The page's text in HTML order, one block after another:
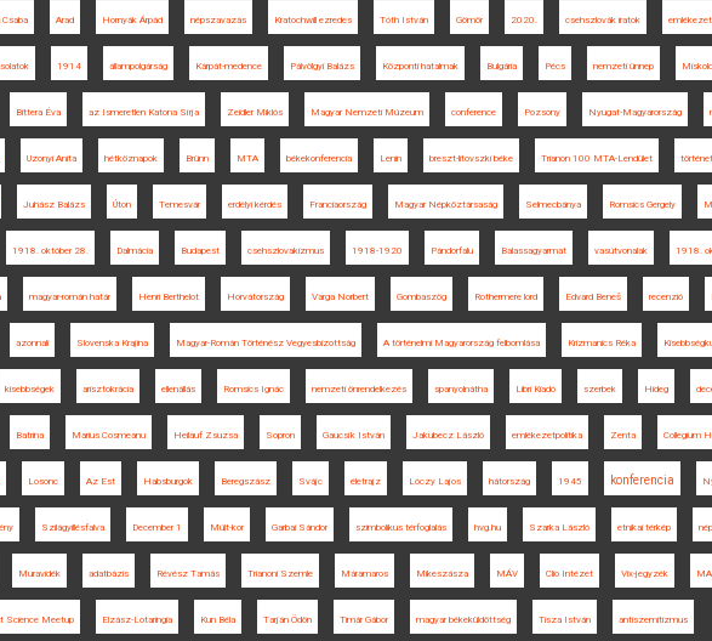
Csaba Arad Hornyák Árpád népszavazás Kratochwill ezredes Tóth István Gömör 2020. csehszlovák iratok emlékezet
1914 állampolgárság Kárpát-medence Pálvölgyi Balázs Központi hatalmak Bulgária Pécs nemzeti ünnep Miskolc
Bittera Éva az Ismeretlen Katona Sírja Zeidler Miklós Magyar Nemzeti Múzeum conference Pozsony Nyugat-Magyarország
Uzonyi Anita hétköznapok Brünn MTA békekonferencia Lenin breszt-litovszki béke Trianon 100 MTA-Lendület
Juhász Balázs Úton Temesvár erdélyi kérdés Franciaország Magyar Népköztársaság Selmecbánya Romsics Gergely
1918. október 28. Dalmácia Budapest csehszlovakizmus 1918-1920 Pándorfalu Balassagyarmat vasútvonalak 1918.
magyar-román határ Henri Berthelot Horvátország Varga Norbert Gombaszög Rothermere lord Edvard Beneš recenzió
azonnali Slovenska Krajina Magyar-Román Történész Vegyesbizottság A történelmi Magyarország felbomlása Krizmanics Réka
kisebbségek arisztokrácia ellenállás Romsics Ignác nemzeti önrendelkezés spanyolnátha Libri Kiadó szerbek Hideg
Batrina Marius Cosmeanu Heilauf Zsuzsa Sopron Gaucsík István Jakubecz László emlékezetpolitika Zenta Collegium
Losonc Az Est Habsburgok Beregszász Svájc életrajz Lóczy Lajos hátország 1945 konferencia
Szilágyillésfalva December 1 Múlt-kor Garbai Sándor szimbolikus térfoglalás hvg.hu Szarka László etnikai térkép
Muravidék adatbázis Révész Tamás Trianoni Szemle Máramaros Mikeszásza MÁV Clio Intézet Vix-jegyzék
Science Meetup Elzász-Lotaringia Kun Béla Tarján Ödön Timár Gábor magyar békeküldöttség Tisza István antiszemitizmus